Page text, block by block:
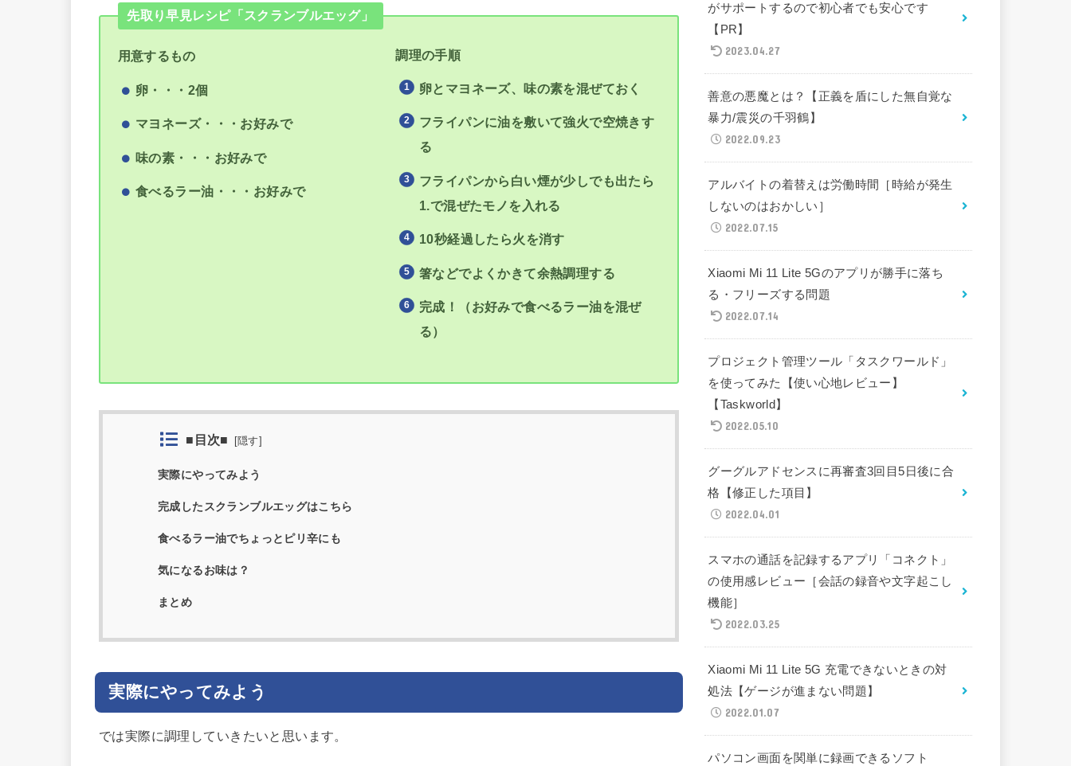
先取り早見レシピ「スクランブルエッグ」
用意するもの
卵・・・2個
マヨネーズ・・・お好みで
味の素・・・お好みで
食べるラー油・・・お好みで
調理の手順
卵とマヨネーズ、味の素を混ぜておく
フライパンに油を敷いて強火で空焼きす
る
フライパンから白い煙が少しでも出たら
1.で混ぜたモノを入れる
10秒経過したら火を消す
箸などでよくかきて余熱調理する
完成！（お好みで食べるラー油を混ぜ
る）
■目次■ 隠す
実際にやってみよう
完成したスクランブルエッグはこちら
食べるラー油でちょっとピリ辛にも
気になるお味は？
まとめ
実際にやってみよう
では実際に調理していきたいと思います。
がサポートするので初心者でも安心です
【PR】
2023.04.27
善意の悪魔とは？【正義を盾にした無自覚な
暴力/震災の千羽鶴】
2022.09.23
アルバイトの着替えは労働時間［時給が発生
しないのはおかしい］
2022.07.15
Xiaomi Mi 11 Lite 5Gのアプリが勝手に落ち
る・フリーズする問題
2022.07.14
プロジェクト管理ツール「タスクワールド」
を使ってみた【使い心地レビュー】
【Taskworld】
2022.05.10
グーグルアドセンスに再審査3回目5日後に合
格【修正した項目】
2022.04.01
スマホの通話を記録するアプリ「コネクト」
の使用感レビュー［会話の録音や文字起こし
機能］
2022.03.25
Xiaomi Mi 11 Lite 5G 充電できないときの対
処法【ゲージが進まない問題】
2022.01.07
パソコン画面を関単に録画できるソフト